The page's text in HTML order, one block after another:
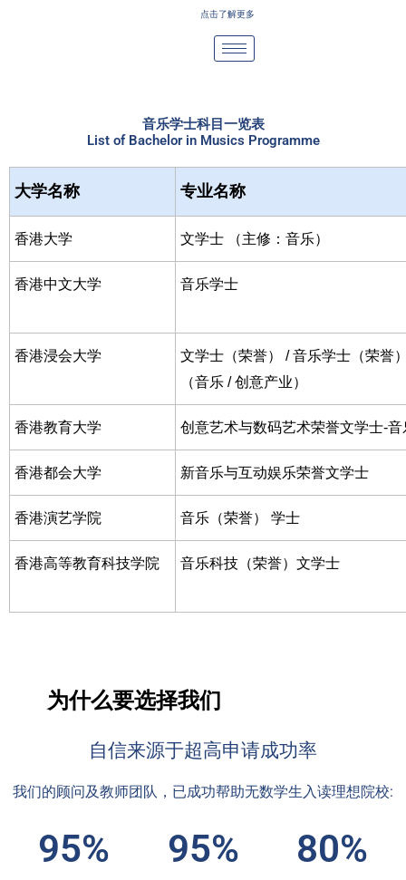
点击了解更多
音乐学士科目一览表
List of Bachelor in Musics Programme
大学名称 专业名称
香港大学 文学士 （主修：音乐）
香港中文大学 音乐学士
香港浸会大学
文学士（荣誉） / 音乐学士（荣誉
（音乐 / 创意产业）
香港教育大学 创意艺术与数码艺术荣誉文学士-音
香港都会大学 新音乐与互动娱乐荣誉文学士
香港演艺学院 音乐（荣誉） 学士
香港高等教育科技学院 音乐科技（荣誉）文学士
为什么要选择我们
自信来源于超高申请成功率
我们的顾问及教师团队，已成功帮助无数学生入读理想院校:
95% 95% 80%